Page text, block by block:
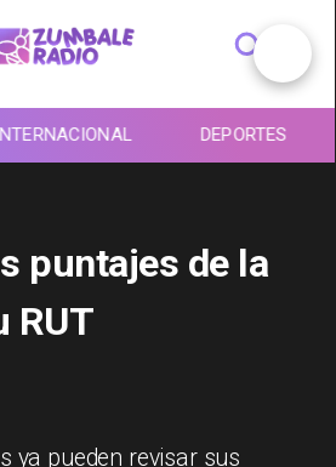
DEPORTES
puntajes de la
RUT
ya pueden revisar sus